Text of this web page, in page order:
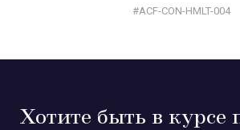
#ACF-CON-HMLT-004
Хотите быть в курсе